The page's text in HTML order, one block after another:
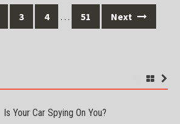
3 4 … 51 Next
Is Your Car Spying On You?